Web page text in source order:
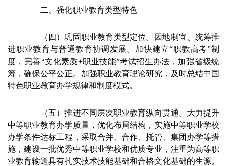
二、强化职业教育类型特色
（四）巩固职业教育类型定位。因地制宜、统筹推
进职业教育与普通教育协调发展。加快建立“职教高考”制
度，完善“文化素质+职业技能”考试招生办法，加强省级统
筹，确保公平公正。加强职业教育理论研究，及时总结中国
特色职业教育办学规律和制度模式。
（五）推进不同层次职业教育纵向贯通。大力提升
中等职业教育办学质量，优化布局结构，实施中等职业学校
办学条件达标工程，采取合并、合作、托管、集团办学等措
施，建设一批优秀中等职业学校和优质专业，注重为高等职
业教育输送具有扎实技术技能基础和合格文化基础的生源。